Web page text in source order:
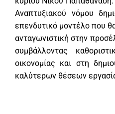
Αναπτυξιακού νόμου
επενδυτικό μοντέλο που
ανταγωνιστική στην
συμβάλλοντας
οικονομίας και στη
καλύτερων θέσεων